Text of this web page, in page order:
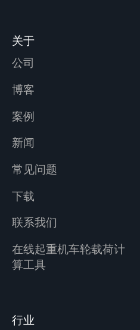
关于
公司
博客
案例
新闻
常见问题
下载
联系我们
在线起重机车轮载荷计
算工具
行业